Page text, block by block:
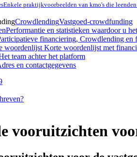
Enkele praktijkvoorbeelden van kmo's die
CrowdlendingVastgoed-crowdfunding
Performantie en statistieken waardoor u
financiering, Crowdlending en
woordenlijst Korte woordenlijst met
team achter het platform
en contactgegevens
vooruitzichten